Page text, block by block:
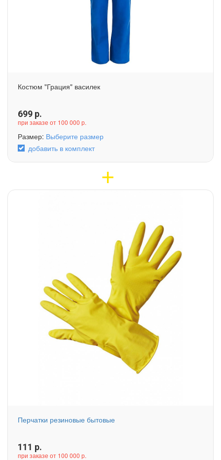
Костюм "Грация" василек
699 р.
при заказе от 100 000 р.
Размер: Выберите размер
добавить в комплект
Перчатки резиновые бытовые
111 р.
при заказе от 100 000 р.